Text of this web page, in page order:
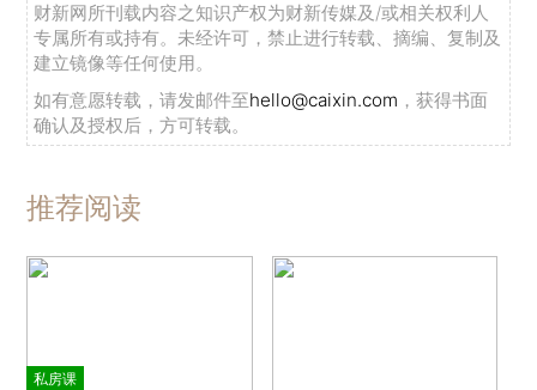
财新网所刊载内容之知识产权为财新传媒及/或相关权利人
专属所有或持有。未经许可，禁止进行转载、摘编、复制及
建立镜像等任何使用。
如有意愿转载，请发邮件至hello@caixin.com ，获得书面
确认及授权后，方可转载。
推荐阅读
私房课